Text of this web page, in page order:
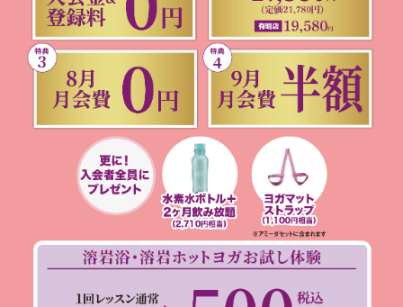
スタジオ
あびこショッピングプ
ラザ
2026/08/08 11:30 -
12:15
レッスン強度
★
レッスン内容
優しいポーズと呼吸で心と身体をときほぐし、
リラクゼーション効果を高めていきます。
座ったポーズがメインですので初心者の方は勿
論、心身の疲労を癒したい方にも安心なクラス
です。